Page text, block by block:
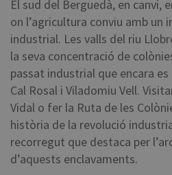
El sud del Berguedà, en canvi,
on l’agricultura conviu amb
industrial. Les valls del riu
la seva concentració de
passat industrial que encara
Cal Rosal i Viladomiu Vell.
Vidal o fer la Ruta de les
història de la revolució
recorregut que destaca per
d’aquests enclavaments.